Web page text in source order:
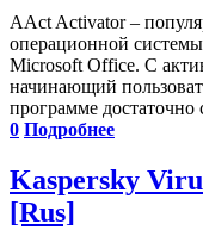
AAct Activator –
операционной
Microsoft Office. С
начинающий
программе достаточно
0 Подробнее
Kaspersky
[Rus]